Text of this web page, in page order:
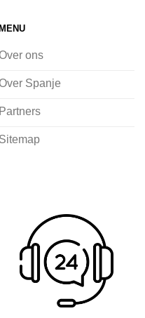
strand,
zoekt
al
door
dit zonnige
boeken bij
dat altijd
te
zorgen dat
vakantie kunt
ons
Spanje
Partners
Sitemap